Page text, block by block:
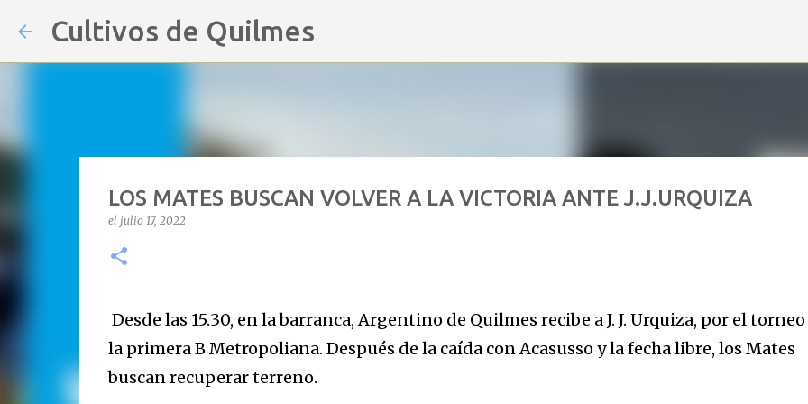
Cultivos de Quilmes
LOS MATES BUSCAN VOLVER A LA VICTORIA ANTE J.J.URQUIZA
el julio 17, 2022
Desde las 15.30, en la barranca, Argentino de Quilmes recibe a J. J. Urquiza, por el
la primera B Metropoliana. Después de la caída con Acasusso y la fecha libre, los Mates
buscan recuperar terreno.